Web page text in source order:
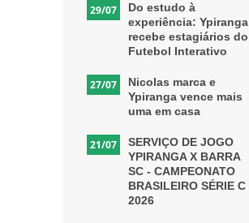
29/07
Do estudo à
experiência: Ypiranga
recebe estagiários do
Futebol Interativo
27/07
Nicolas marca e
Ypiranga vence mais
uma em casa
21/07
SERVIÇO DE JOGO
YPIRANGA X BARRA
SC - CAMPEONATO
BRASILEIRO SÉRIE C
2026